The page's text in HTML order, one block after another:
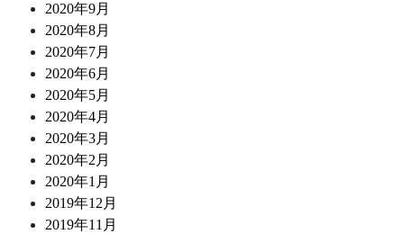
2020年9月
2020年8月
2020年7月
2020年6月
2020年5月
2020年4月
2020年3月
2020年2月
2020年1月
2019年12月
2019年11月